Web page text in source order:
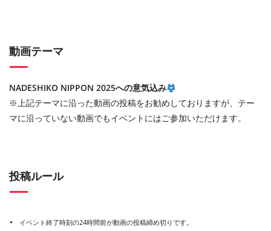
動画テーマ
NADESHIKO NIPPON 2025への意気込み
※上記テーマに沿った動画の投稿をお勧めしておりますが、テー
マに沿っていない動画でもイベントにはご参加いただけます。
投稿ルール
イベント終了時刻の24時間前が動画の投稿締め切りです。